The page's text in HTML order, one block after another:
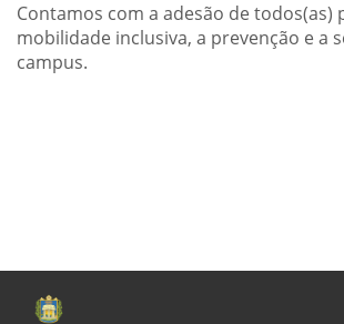
Contamos com a adesão de todos(as)
mobilidade inclusiva, a prevenção e a
campus.